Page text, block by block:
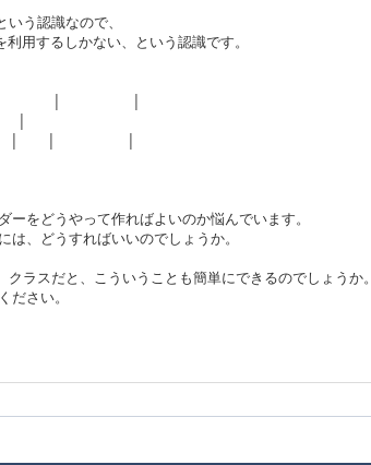
う認識なので、
用するしかない、という認識です。
│
をどうやって作ればよいのか悩んでいます。
は、どうすればいいのでしょうか。
ラスだと、こういうことも簡単にできるのでしょうか。
ださい。